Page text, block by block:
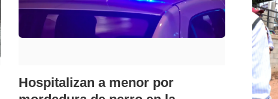
Hospitalizan a menor por